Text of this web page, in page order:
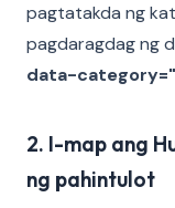
pagtatakda ng
pagdaragdag ng
data-
2. I-map ang
ng pahintulot